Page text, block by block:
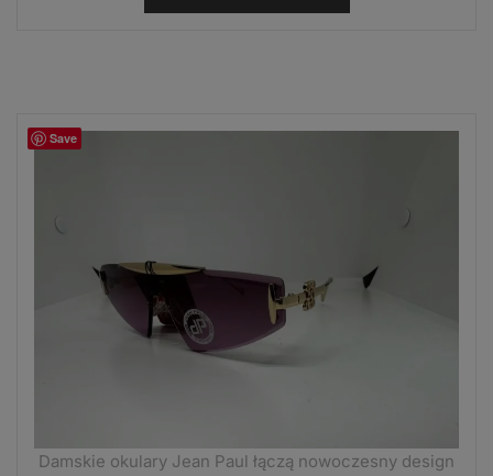
Save
Damskie okulary Jean Paul łączą nowoczesny design